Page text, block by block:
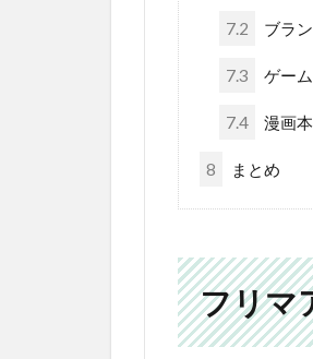
7.2 ブラ
7.3 ゲーム
7.4 漫画本
8 まとめ
フリマ